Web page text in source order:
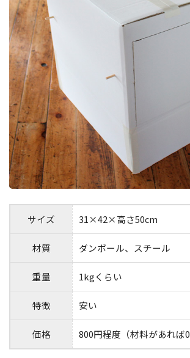
サイズ 31×42×高さ50cm
材質 ダンボール、スチール
重量 1kgくらい
特徴 安い
価格 800円程度（材料があれば0